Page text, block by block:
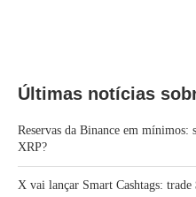
Últimas notícias
Reservas da Binance em mínimos:
XRP?
X vai lançar Smart Cashtags: